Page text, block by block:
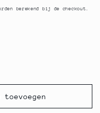
berekend bij de checkout.
toevoegen